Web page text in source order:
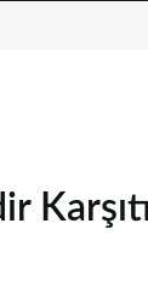
Karşıtı